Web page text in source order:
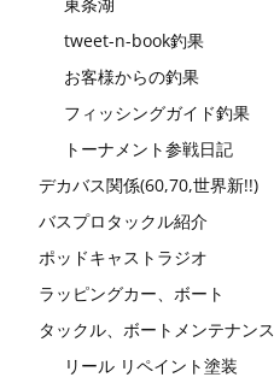
tweet-n-book釣果
お客様からの釣果
フィッシングガイド釣果
トーナメント参戦日記
デカバス関係(60,70,世界新!!)
バスプロタックル紹介
ポッドキャストラジオ
ラッピングカー、ボート
タックル、ボートメンテナンス
リール リペイント塗装